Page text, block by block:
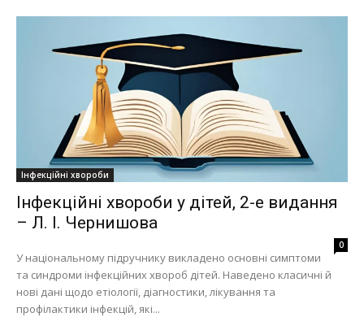
Інфекційні хвороби
Інфекційні хвороби у дітей, 2-е видання
– Л. І. Чернишова
0
У національному підручнику викладено основні симптоми
та синдроми інфекційних хвороб дітей. Наведено класичні й
нові дані щодо етіології, діагностики, лікування та
профілактики інфекцій, які...